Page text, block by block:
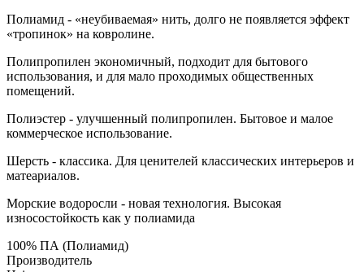
Полиамид - «неубиваемая» нить, долго не появляется эффект
«тропинок» на ковролине.
Полипропилен экономичный, подходит для бытового
использования, и для мало проходимых общественных
помещений.
Полиэстер - улучшенный полипропилен. Бытовое и малое
коммерческое использование.
Шерсть - классика. Для ценителей классических интерьеров и
матеариалов.
Морские водоросли - новая технология. Высокая
износостойкость как у полиамида
100% ПА (Полиамид)
Производитель